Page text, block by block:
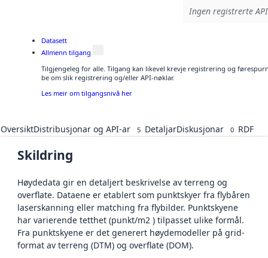
Ingen registrerte
Datasett
Allmenn tilgang
Tilgjengeleg for alle. Tilgang kan likevel krevje registrering og
be om slik registrering og/eller API-nøklar.
Les meir om tilgangsnivå her
OversiktDistribusjonar og API-ar 5 DetaljarDiskusjonar 0 RDF
Skildring
Høydedata gir en detaljert beskrivelse av terreng og
overflate. Dataene er etablert som punktskyer fra flybåren
laserskanning eller matching fra flybilder. Punktskyene
har varierende tetthet (punkt/m2 ) tilpasset ulike formål.
Fra punktskyene er det generert høydemodeller på grid-
format av terreng (DTM) og overflate (DOM).